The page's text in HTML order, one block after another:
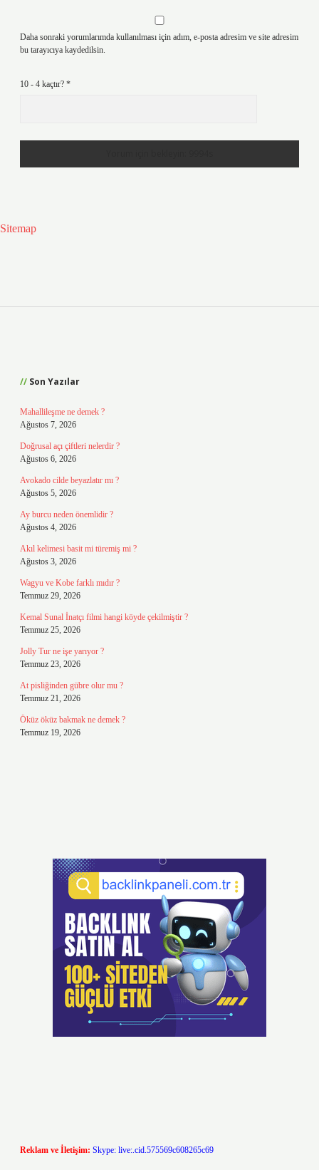
Daha sonraki yorumlarımda kullanılması için adım, e-posta adresim ve site adresim
bu tarayıcıya kaydedilsin.
10 - 4 kaçtır? *
Sitemap
Son Yazılar
Mahallileşme ne demek ?
Ağustos 7, 2026
Doğrusal açı çiftleri nelerdir ?
Ağustos 6, 2026
Avokado cilde beyazlatır mı ?
Ağustos 5, 2026
Ay burcu neden önemlidir ?
Ağustos 4, 2026
Akıl kelimesi basit mi türemiş mi ?
Ağustos 3, 2026
Wagyu ve Kobe farklı mıdır ?
Temmuz 29, 2026
Kemal Sunal İnatçı filmi hangi köyde çekilmiştir ?
Temmuz 25, 2026
Jolly Tur ne işe yarıyor ?
Temmuz 23, 2026
At pisliğinden gübre olur mu ?
Temmuz 21, 2026
Öküz öküz bakmak ne demek ?
Temmuz 19, 2026
Reklam ve İletişim: Skype: live:.cid.575569c608265c69